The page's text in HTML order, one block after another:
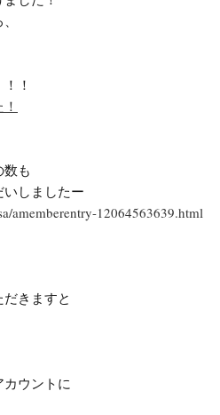
も
amemberentry-12064563639.html
きますと
ウントに